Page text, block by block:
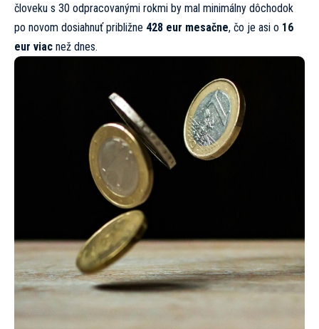
človeku s 30 odpracovanými rokmi by mal minimálny dôchodok
po novom dosiahnuť približne 428 eur mesačne, čo je asi o 16
eur viac než dnes.